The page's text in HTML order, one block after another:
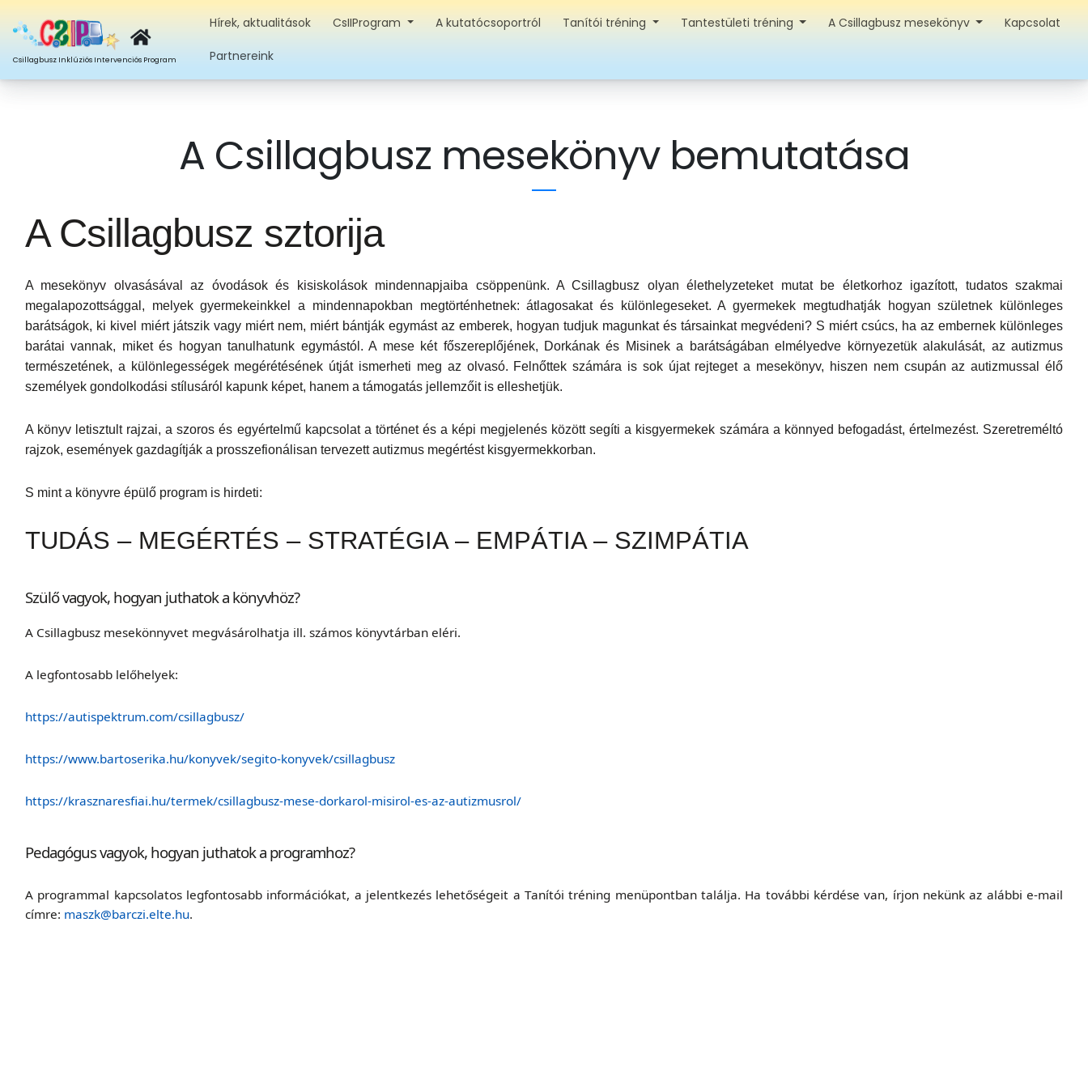
Csillagbusz Inklúziós Intervenciós Program
Hírek, aktualitások CsIIProgram A kutatócsoportról Tanítói tréning Tantestületi tréning A Csillagbusz mesekönyv Kapcsolat
Partnereink
A Csillagbusz mesekönyv bemutatása
A Csillagbusz sztorija
A mesekönyv olvasásával az óvodások és kisiskolások mindennapjaiba csöppenünk. A Csillagbusz olyan élethelyzeteket mutat be életkorhoz igazított, tudatos szakmai
megalapozottsággal, melyek gyermekeinkkel a mindennapokban megtörténhetnek: átlagosakat és különlegeseket. A gyermekek megtudhatják hogyan születnek különleges
barátságok, ki kivel miért játszik vagy miért nem, miért bántják egymást az emberek, hogyan tudjuk magunkat és társainkat megvédeni? S miért csúcs, ha az embernek különleges
barátai vannak, miket és hogyan tanulhatunk egymástól. A mese két főszereplőjének, Dorkának és Misinek a barátságában elmélyedve környezetük alakulását, az autizmus
természetének, a különlegességek megérétésének útját ismerheti meg az olvasó. Felnőttek számára is sok újat rejteget a mesekönyv, hiszen nem csupán az autizmussal élő
személyek gondolkodási stílusáról kapunk képet, hanem a támogatás jellemzőit is elleshetjük.
A könyv letisztult rajzai, a szoros és egyértelmű kapcsolat a történet és a képi megjelenés között segíti a kisgyermekek számára a könnyed befogadást, értelmezést. Szeretreméltó
rajzok, események gazdagítják a prosszefionálisan tervezett autizmus megértést kisgyermekkorban.
S mint a könyvre épülő program is hirdeti:
TUDÁS – MEGÉRTÉS – STRATÉGIA – EMPÁTIA – SZIMPÁTIA
Szülő vagyok, hogyan juthatok a könyvhöz?
A Csillagbusz mesekönnyvet megvásárolhatja ill. számos könyvtárban eléri.
A legfontosabb lelőhelyek:
https://autispektrum.com/csillagbusz/
https://www.bartoserika.hu/konyvek/segito-konyvek/csillagbusz
https://krasznaresfiai.hu/termek/csillagbusz-mese-dorkarol-misirol-es-az-autizmusrol/
Pedagógus vagyok, hogyan juthatok a programhoz?
A programmal kapcsolatos legfontosabb információkat, a jelentkezés lehetőségeit a Tanítói tréning menüpontban találja. Ha további kérdése van, írjon nekünk az alábbi e-mail
címre: maszk@barczi.elte.hu.